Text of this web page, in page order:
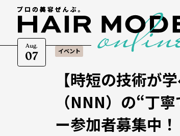
Aug.
07 イベント
【時短の技術が
（NNN）の“丁
ー参加者募集中！